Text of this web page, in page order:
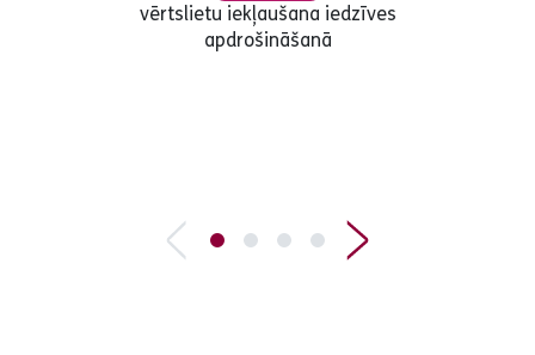
vērtslietu iekļaušana iedzīves
apdrošināšanā